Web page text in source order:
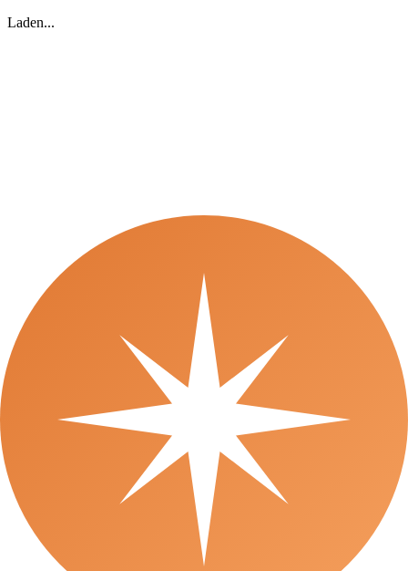
Laden...